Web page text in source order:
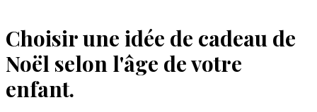
Choisir une idée de cadeau de
Noël selon l'âge de votre
enfant.